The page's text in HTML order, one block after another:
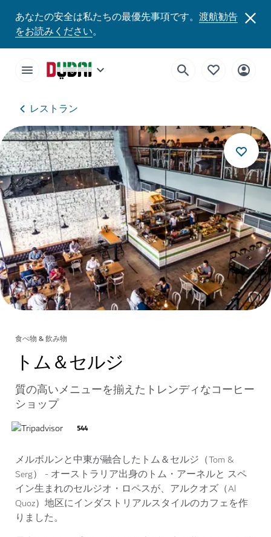
あなたの安全は私たちの最優先事項です。 渡航勧告
をお読みください。
レストラン
食べ物 & 飲み物
トム＆セルジ
質の高いメニューを揃えたトレンディなコーヒー
ショップ
544
メルボルンと中東が融合したトム＆セルジ（Tom &
Serg） - オーストラリア出身のトム・アーネルと スペ
イン生まれのセルジオ・ロペスが、アルクオズ（Al
Quoz）地区にインダストリアルスタイルのカフェを作
りました。